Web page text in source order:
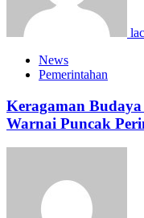
News
Pemerintahan
Keragaman
Warnai Puncak